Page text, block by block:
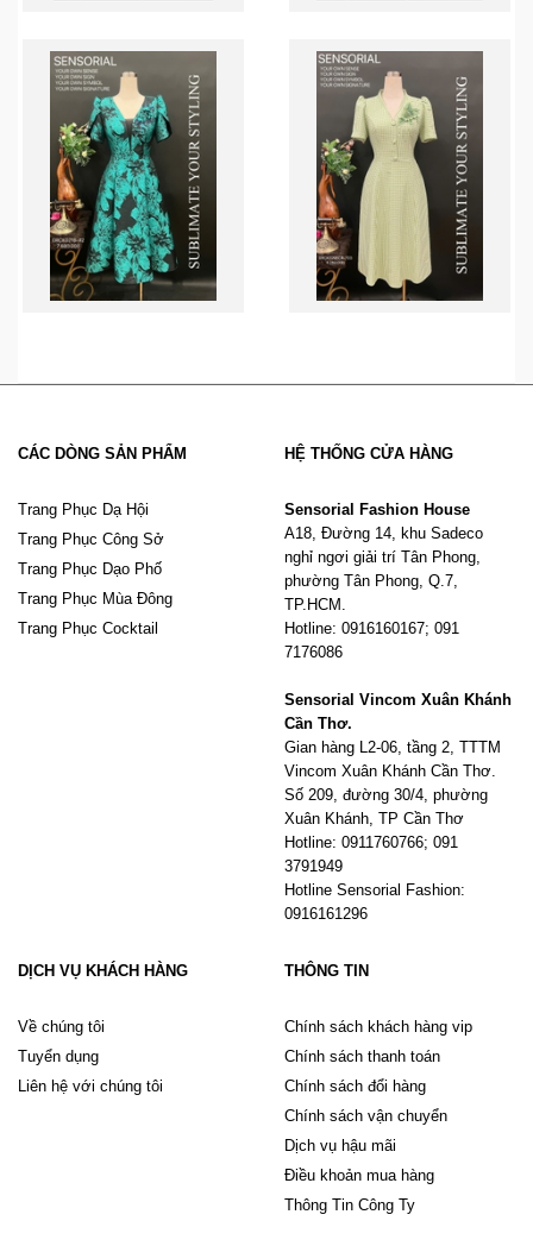
CÁC DÒNG SẢN PHẨM
Trang Phục Dạ Hội
Trang Phục Công Sở
Trang Phục Dạo Phố
Trang Phục Mùa Đông
Trang Phục Cocktail
HỆ THỐNG CỬA HÀNG
Sensorial Fashion House
A18, Đường 14, khu Sadeco
nghỉ ngơi giải trí Tân Phong,
phường Tân Phong, Q.7,
TP.HCM.
Hotline: 0916160167; 091
7176086
Sensorial Vincom Xuân Khánh
Cần Thơ.
Gian hàng L2-06, tầng 2, TTTM
Vincom Xuân Khánh Cần Thơ.
Số 209, đường 30/4, phường
Xuân Khánh, TP Cần Thơ
Hotline: 0911760766; 091
3791949
Hotline Sensorial Fashion:
0916161296
DỊCH VỤ KHÁCH HÀNG
Về chúng tôi
Tuyển dụng
Liên hệ với chúng tôi
THÔNG TIN
Chính sách khách hàng vip
Chính sách thanh toán
Chính sách đổi hàng
Chính sách vận chuyển
Dịch vụ hậu mãi
Điều khoản mua hàng
Thông Tin Công Ty